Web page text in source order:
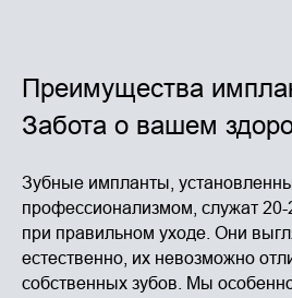
Преимущества
Забота о вашем
Зубные импланты,
профессионализмом, служат
при правильном уходе. Они
естественно, их невозможно
собственных зубов. Мы